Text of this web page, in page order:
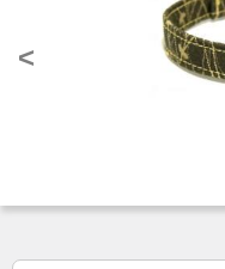
<